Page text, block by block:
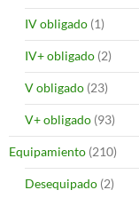
IV obligado (1)
IV+ obligado (2)
V obligado (23)
V+ obligado (93)
Equipamiento (210)
Desequipado (2)